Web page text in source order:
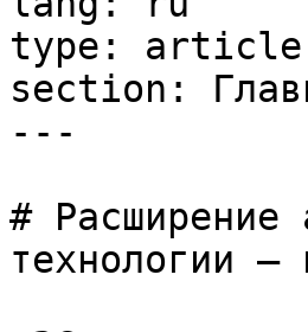
type: article
section:
---
# Расширение
технологии –